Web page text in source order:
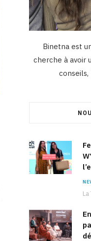
Binetna est
cherche à avoir
conseils,